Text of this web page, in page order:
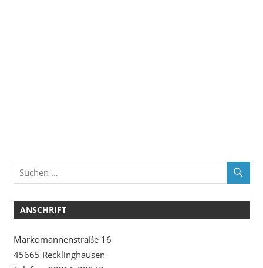
ANSCHRIFT
Markomannenstraße 16
45665 Recklinghausen